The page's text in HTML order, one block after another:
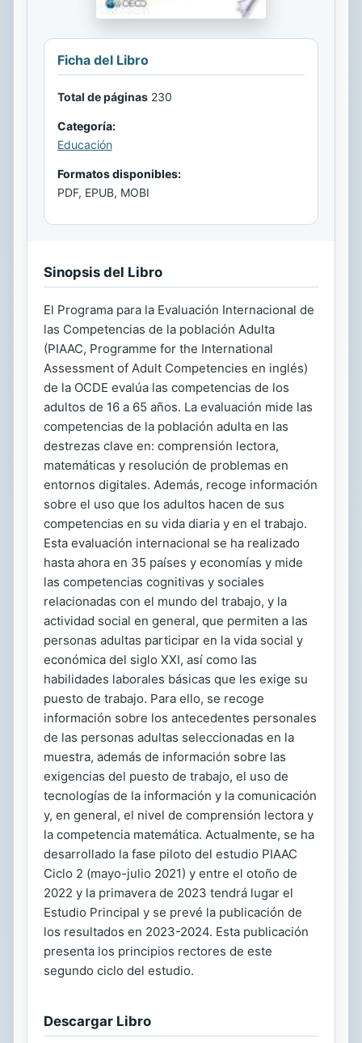
Ficha del Libro
Total de páginas 230
Categoría:
Educación
Formatos disponibles:
PDF, EPUB, MOBI
Sinopsis del Libro
El Programa para la Evaluación Internacional de
las Competencias de la población Adulta
(PIAAC, Programme for the International
Assessment of Adult Competencies en inglés)
de la OCDE evalúa las competencias de los
adultos de 16 a 65 años. La evaluación mide las
competencias de la población adulta en las
destrezas clave en: comprensión lectora,
matemáticas y resolución de problemas en
entornos digitales. Además, recoge información
sobre el uso que los adultos hacen de sus
competencias en su vida diaria y en el trabajo.
Esta evaluación internacional se ha realizado
hasta ahora en 35 países y economías y mide
las competencias cognitivas y sociales
relacionadas con el mundo del trabajo, y la
actividad social en general, que permiten a las
personas adultas participar en la vida social y
económica del siglo XXI, así como las
habilidades laborales básicas que les exige su
puesto de trabajo. Para ello, se recoge
información sobre los antecedentes personales
de las personas adultas seleccionadas en la
muestra, además de información sobre las
exigencias del puesto de trabajo, el uso de
tecnologías de la información y la comunicación
y, en general, el nivel de comprensión lectora y
la competencia matemática. Actualmente, se ha
desarrollado la fase piloto del estudio PIAAC
Ciclo 2 (mayo-julio 2021) y entre el otoño de
2022 y la primavera de 2023 tendrá lugar el
Estudio Principal y se prevé la publicación de
los resultados en 2023-2024. Esta publicación
presenta los principios rectores de este
segundo ciclo del estudio.
Descargar Libro